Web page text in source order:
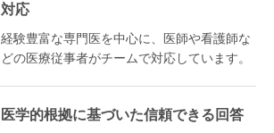
対応
経験豊富な専門医を中心に、医師や看護師な
どの医療従事者がチームで対応しています。
医学的根拠に基づいた信頼できる回答